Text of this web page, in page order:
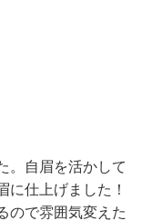
。自眉を活かして
に仕上げました！
ので雰囲気変えた